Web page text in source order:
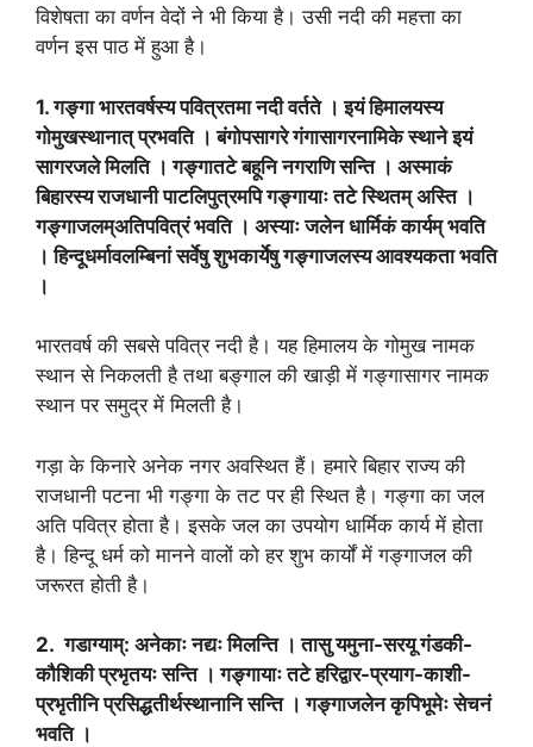
विशेषता का वर्णन वेदों ने भी किया है। उसी नदी की महत्ता का
वर्णन इस पाठ में हुआ है।
1. गङ्गा भारतवर्षस्य पवित्रतमा नदी वर्तते । इयं हिमालयस्य
गोमुखस्थानात् प्रभवति । बंगोपसागरे गंगासागरनामिके स्थाने इयं
सागरजले मिलति । गङ्गातटे बहूनि नगराणि सन्ति । अस्माकं
बिहारस्य राजधानी पाटलिपुत्रमपि गङ्गायाः तटे स्थितम् अस्ति ।
गङ्गाजलम्अतिपवित्रं भवति । अस्याः जलेन धार्मिकं कार्यम् भवति
। हिन्दूधर्मावलम्बिनां सर्वेषु शुभकार्येषु गङ्गाजलस्य आवश्यकता भवति
।
भारतवर्ष की सबसे पवित्र नदी है। यह हिमालय के गोमुख नामक
स्थान से निकलती है तथा बङ्गाल की खाड़ी में गङ्गासागर नामक
स्थान पर समुद्र में मिलती है।
गड़ा के किनारे अनेक नगर अवस्थित हैं। हमारे बिहार राज्य की
राजधानी पटना भी गङ्गा के तट पर ही स्थित है। गङ्गा का जल
अति पवित्र होता है। इसके जल का उपयोग धार्मिक कार्य में होता
है। हिन्दू धर्म को मानने वालों को हर शुभ कार्यों में गङ्गाजल की
जरूरत होती है।
2. गडाग्‍याम्: अनेकाः नद्यः मिलन्ति । तासु यमुना-सरयू गंडकी-
कौशिकी प्रभृतयः सन्ति । गङ्गायाः तटे हरिद्वार-प्रयाग-काशी-
प्रभृतीनि प्रसिद्धतीर्थस्थानानि सन्ति । गङ्गाजलेन कृपिभूमेः सेचनं
भवति ।